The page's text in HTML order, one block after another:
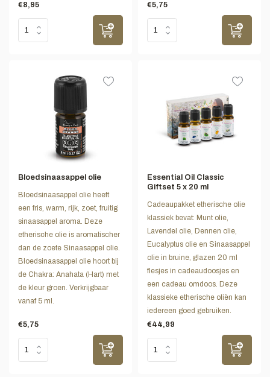
€8,95
€5,75
Bloedsinaasappel olie
Bloedsinaasappel olie heeft
een fris, warm, rijk, zoet, fruitig
sinaasappel aroma. Deze
etherische olie is aromatischer
dan de zoete Sinaasappel olie.
Bloedsinaasappel olie hoort bij
de Chakra: Anahata (Hart) met
de kleur groen. Verkrijgbaar
vanaf 5 ml.
€5,75
Essential Oil Classic
Giftset 5 x 20 ml
Cadeaupakket etherische olie
klassiek bevat: Munt olie,
Lavendel olie, Dennen olie,
Eucalyptus olie en Sinaasappel
olie in bruine, glazen 20 ml
flesjes in cadeaudoosjes en
een cadeau omdoos. Deze
klassieke etherische oliën kan
iedereen goed gebruiken.
€44,99